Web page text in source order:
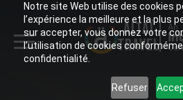
Notre site Web utilise des cookies
l’expérience la meilleure et la plus
sur accepter, vous donnez votre
l’utilisation de cookies
confidentialité.
Refuser
ALTAÏ
TRAVEL
An